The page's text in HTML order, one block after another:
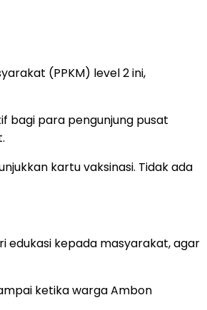
(PPKM) level 2 ini,
bagi para pengunjung pusat
kartu vaksinasi. Tidak ada
edukasi kepada masyarakat, agar
ketika warga Ambon